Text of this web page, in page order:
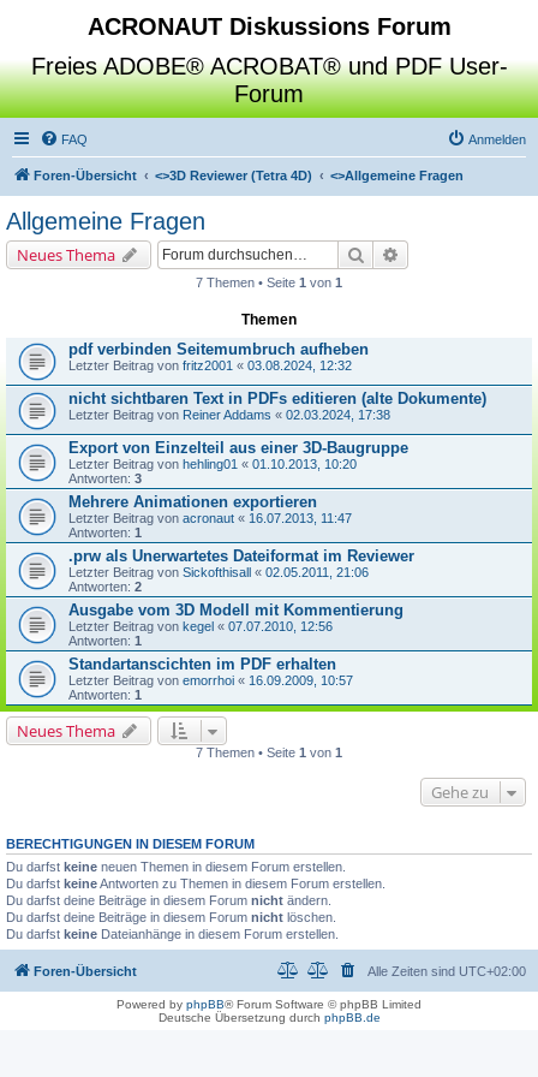
ACRONAUT Diskussions Forum
Freies ADOBE® ACROBAT® und PDF User-
Forum
FAQ Anmelden
Foren-Übersicht <>3D Reviewer (Tetra 4D) <>Allgemeine Fragen
Allgemeine Fragen
Neues Thema Suche
7 Themen • Seite 1 von 1
Themen
pdf verbinden Seitemumbruch aufheben
Letzter Beitrag von fritz2001 « 03.08.2024, 12:32
nicht sichtbaren Text in PDFs editieren (alte Dokumente)
Letzter Beitrag von Reiner Addams « 02.03.2024, 17:38
Export von Einzelteil aus einer 3D-Baugruppe
Letzter Beitrag von hehling01 « 01.10.2013, 10:20
Antworten: 3
Mehrere Animationen exportieren
Letzter Beitrag von acronaut « 16.07.2013, 11:47
Antworten: 1
.prw als Unerwartetes Dateiformat im Reviewer
Letzter Beitrag von Sickofthisall « 02.05.2011, 21:06
Antworten: 2
Ausgabe vom 3D Modell mit Kommentierung
Letzter Beitrag von kegel « 07.07.2010, 12:56
Antworten: 1
Standartanscichten im PDF erhalten
Letzter Beitrag von emorrhoi « 16.09.2009, 10:57
Antworten: 1
Neues Thema
7 Themen • Seite 1 von 1
Gehe zu
BERECHTIGUNGEN IN DIESEM FORUM
Du darfst keine neuen Themen in diesem Forum erstellen.
Du darfst keineAntworten zu Themen in diesem Forum erstellen.
Du darfst deine Beiträge in diesem Forum nicht ändern.
Du darfst deine Beiträge in diesem Forum nicht löschen.
Du darfst keine Dateianhänge in diesem Forum erstellen.
Foren-Übersicht Alle Zeiten sind UTC+02:00
Powered by phpBB® Forum Software © phpBB Limited
Deutsche Übersetzung durch phpBB.de